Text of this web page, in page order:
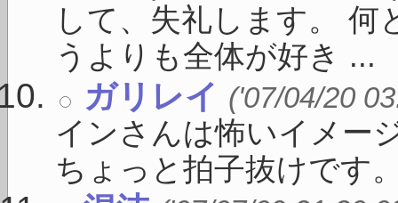
して、失礼します。
うよりも全体が好き ...
ガリレイ ('07/04/20
インさんは怖いイメー
ちょっと拍子抜けです